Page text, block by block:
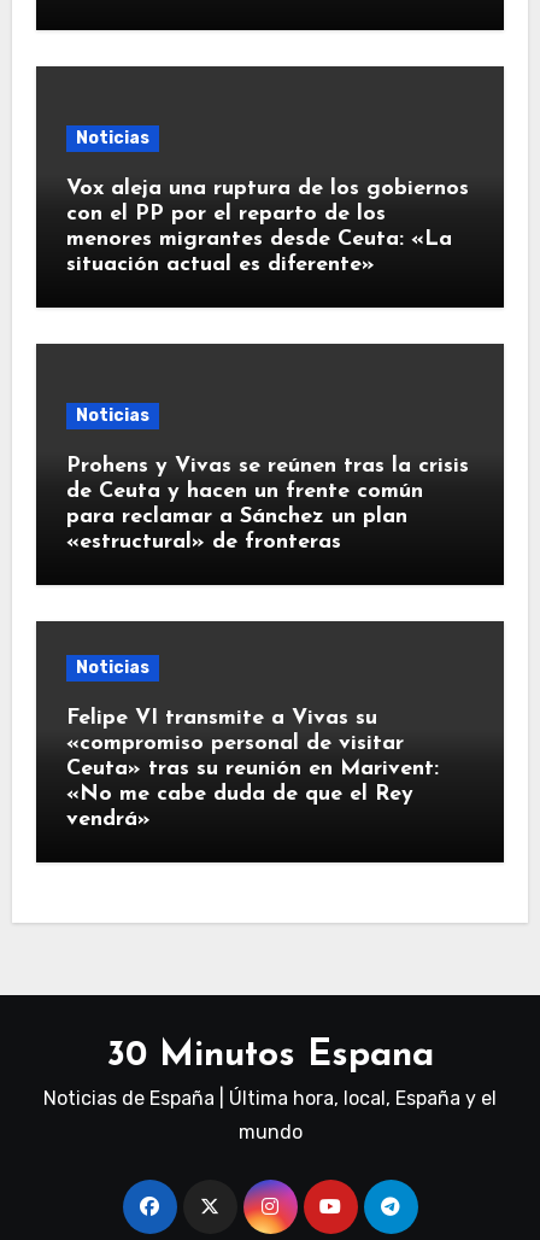
Noticias
Vox aleja una ruptura de los gobiernos
con el PP por el reparto de los
menores migrantes desde Ceuta: «La
situación actual es diferente»
Noticias
Prohens y Vivas se reúnen tras la crisis
de Ceuta y hacen un frente común
para reclamar a Sánchez un plan
«estructural» de fronteras
Noticias
Felipe VI transmite a Vivas su
«compromiso personal de visitar
Ceuta» tras su reunión en Marivent:
«No me cabe duda de que el Rey
vendrá»
30 Minutos Espana
Noticias de España | Última hora, local, España y el
mundo